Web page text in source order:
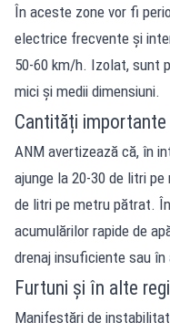
În aceste zone vor fi
electrice frecvente și
50-60 km/h. Izolat, sunt
mici și medii dimensiuni.
Cantități
ANM avertizează că, în
ajunge la 20-30 de litri
de litri pe metru pătrat.
acumulărilor rapide de
drenaj insuficiente sau în
Furtuni și în alte
Manifestări de